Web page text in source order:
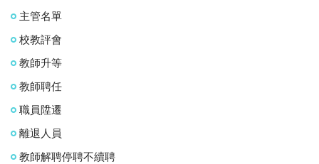
主管名單
校教評會
教師升等
教師聘任
職員陞遷
離退人員
教師解聘停聘不續聘